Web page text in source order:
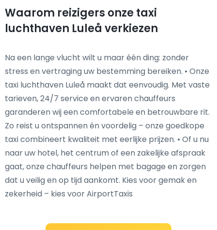
Waarom reizigers onze taxi
luchthaven Luleå verkiezen
Na een lange vlucht wilt u maar één ding: zonder
stress en vertraging uw bestemming bereiken. • Onze
taxi luchthaven Luleå maakt dat eenvoudig. Met vaste
tarieven, 24/7 service en ervaren chauffeurs
garanderen wij een comfortabele en betrouwbare rit.
Zo reist u ontspannen én voordelig – onze goedkope
taxi combineert kwaliteit met eerlijke prijzen. • Of u nu
naar uw hotel, het centrum of een zakelijke afspraak
gaat, onze chauffeurs helpen met bagage en zorgen
dat u veilig en op tijd aankomt. Kies voor gemak en
zekerheid – kies voor AirportTaxis